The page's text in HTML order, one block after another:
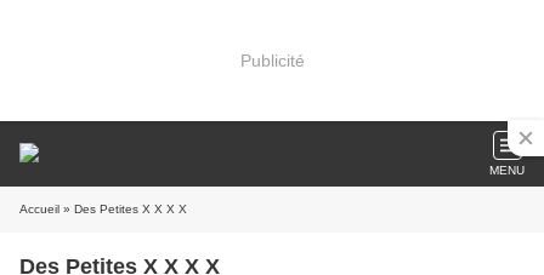
Publicité
MENU
Accueil » Des Petites X X X X
Des Petites X X X X